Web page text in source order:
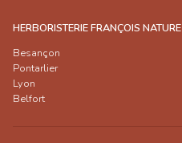
HERBORISTERIE FRANÇOIS NATURE
Besançon
Pontarlier
Lyon
Belfort